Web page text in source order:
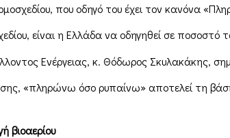
που οδηγό του έχει τον κανόνα
είναι η Ελλάδα να οδηγηθεί σε
Ενέργειας, κ. Θόδωρος Σκυλακάκης,
«πληρώνω όσο ρυπαίνω» αποτελεί τη
βιοαερίου